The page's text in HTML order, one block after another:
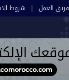
فريق العمل شروط